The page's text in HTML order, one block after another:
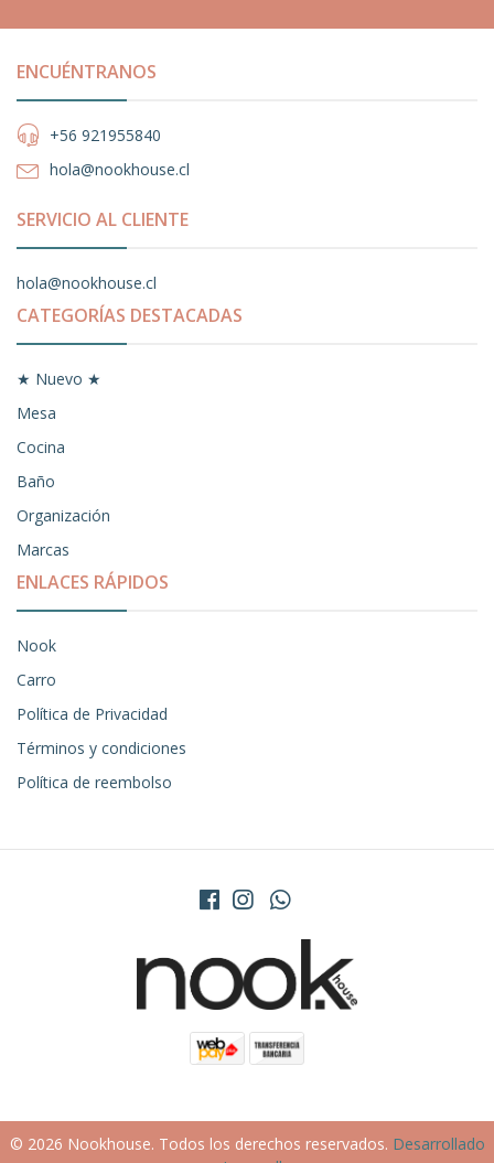
ENCUÉNTRANOS
+56 921955840
hola@nookhouse.cl
SERVICIO AL CLIENTE
hola@nookhouse.cl
CATEGORÍAS DESTACADAS
★ Nuevo ★
Mesa
Cocina
Baño
Organización
Marcas
ENLACES RÁPIDOS
Nook
Carro
Política de Privacidad
Términos y condiciones
Política de reembolso
© 2026 Nookhouse. Todos los derechos reservados. Desarrollado